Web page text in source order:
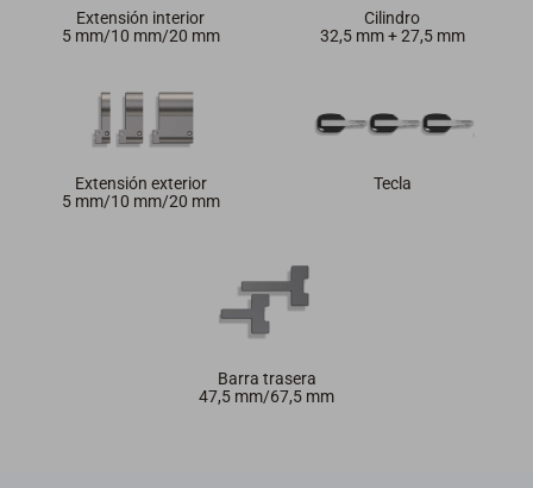
Extensión interior
5 mm/10 mm/20 mm
Cilindro
32,5 mm + 27,5 mm
Extensión exterior
5 mm/10 mm/20 mm
Tecla
Barra trasera
47,5 mm/67,5 mm